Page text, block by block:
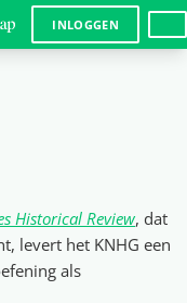
INLOGGEN
Historical Review, dat
levert het KNHG een
als